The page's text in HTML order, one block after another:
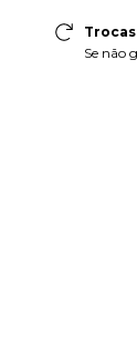
Se não